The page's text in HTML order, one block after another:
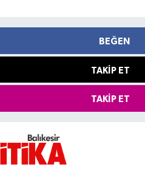
BEĞEN
TAKIP ET
TAKIP ET